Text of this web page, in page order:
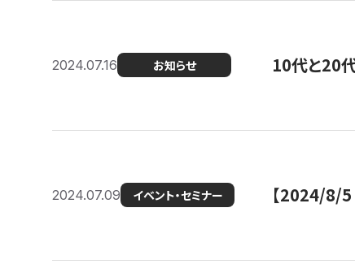
2024.07.16 お知らせ 10代と20
2024.07.09 イベント・セミナー 【2024/8/